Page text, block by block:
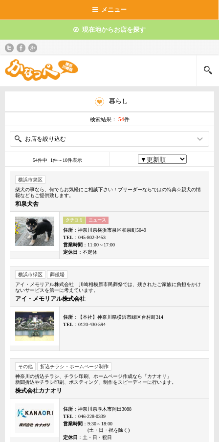
メニュー
現在地からお店を探す
暮らし
検索結果： 54件
お店を絞り込む
54件中 1件～10件表示
横浜市泉区
柴犬の事なら、何でもお気軽にご相談下さい！ブリーダーならではの特典☆親犬の情
報などもご提供致します。
和泉犬舎
クチコミ ニュース
住所 ：神奈川県横浜市泉区和泉町5049
TEL ：045-802-3453
営業時間 ：11:00～17:00
定休日 ：不定休
横浜市緑区
葬儀場
アイ・メモリアル株式会社 川崎相模原市民葬祭では、残されたご家族に負担をかけ
ないサービスを第一に考えています。
アイ・メモリアル株式会社
住所 ：【本社】神奈川県横浜市緑区台村町314
TEL ：0120-430-594
その他
折込チラシ・ホームページ制作
神奈川の折込チラシ、チラシ印刷、ホームページ作成なら「カナオリ」
新聞折込やチラシ印刷、ポスティング、制作をスピーディーに行います。
株式会社カナオリ
住所 ：神奈川県厚木市岡田3088
TEL ：046-228-0339
営業時間 ：9:30～18:00
(土・日・祝を除く)
定休日 ：土・日・祝日